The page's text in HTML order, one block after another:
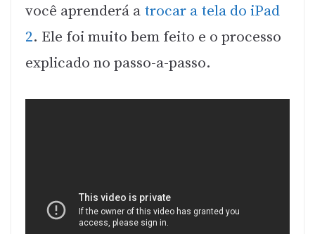
você aprenderá a trocar a tela do iPad
2. Ele foi muito bem feito e o processo
explicado no passo-a-passo.